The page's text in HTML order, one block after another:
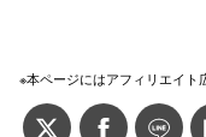
※本ページにはアフィリエイト